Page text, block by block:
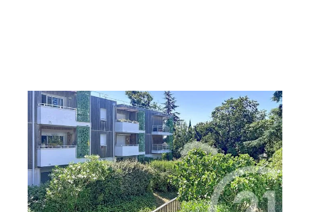
LA ROCHELLE 17
42,40 m2, 2 pièces
Ref : 22123
Appartement T2 à vendre
225 990 €